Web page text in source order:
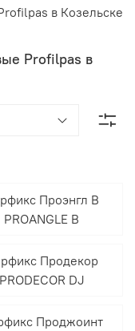
в Козельске
Profilpas в
Проэнгл В
PROANGLE B
Продекор
PRODECOR DJ
Проджоинт